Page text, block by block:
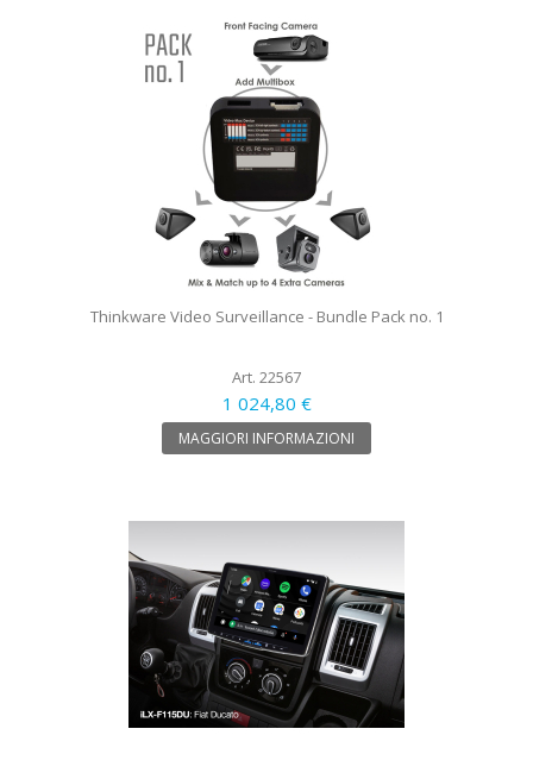
Thinkware Video Surveillance - Bundle Pack no. 1
Art. 22567
1 024,80 €
MAGGIORI INFORMAZIONI